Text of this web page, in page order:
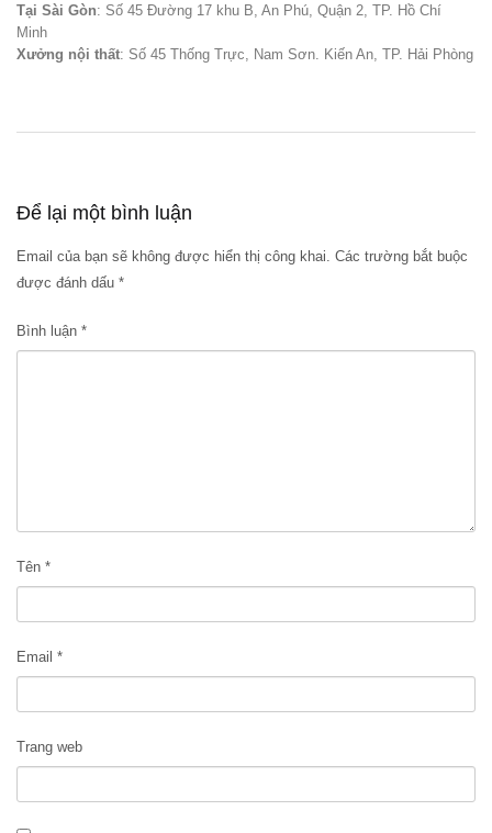
Tại Sài Gòn: Số 45 Đường 17 khu B, An Phú, Quận 2, TP. Hồ Chí
Minh
Xưởng nội thất: Số 45 Thống Trực, Nam Sơn. Kiến An, TP. Hải Phòng
Để lại một bình luận
Email của bạn sẽ không được hiển thị công khai. Các trường bắt buộc
được đánh dấu *
Bình luận *
Tên *
Email *
Trang web